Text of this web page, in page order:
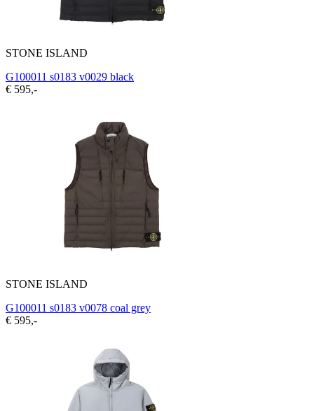
STONE ISLAND
G100011 s0183 v0029 black
€ 595,-
STONE ISLAND
G100011 s0183 v0078 coal grey
€ 595,-